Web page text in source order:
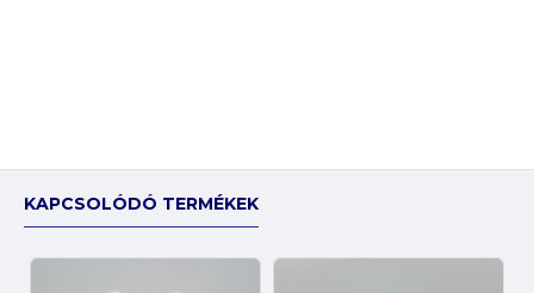
KAPCSOLÓDÓ TERMÉKEK